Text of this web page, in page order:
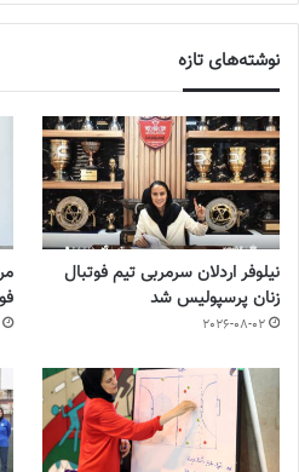
نوشته‌های تازه
نیلوفر اردلان سرمربی تیم فوتبال
زنان پرسپولیس شد
2026-08-02